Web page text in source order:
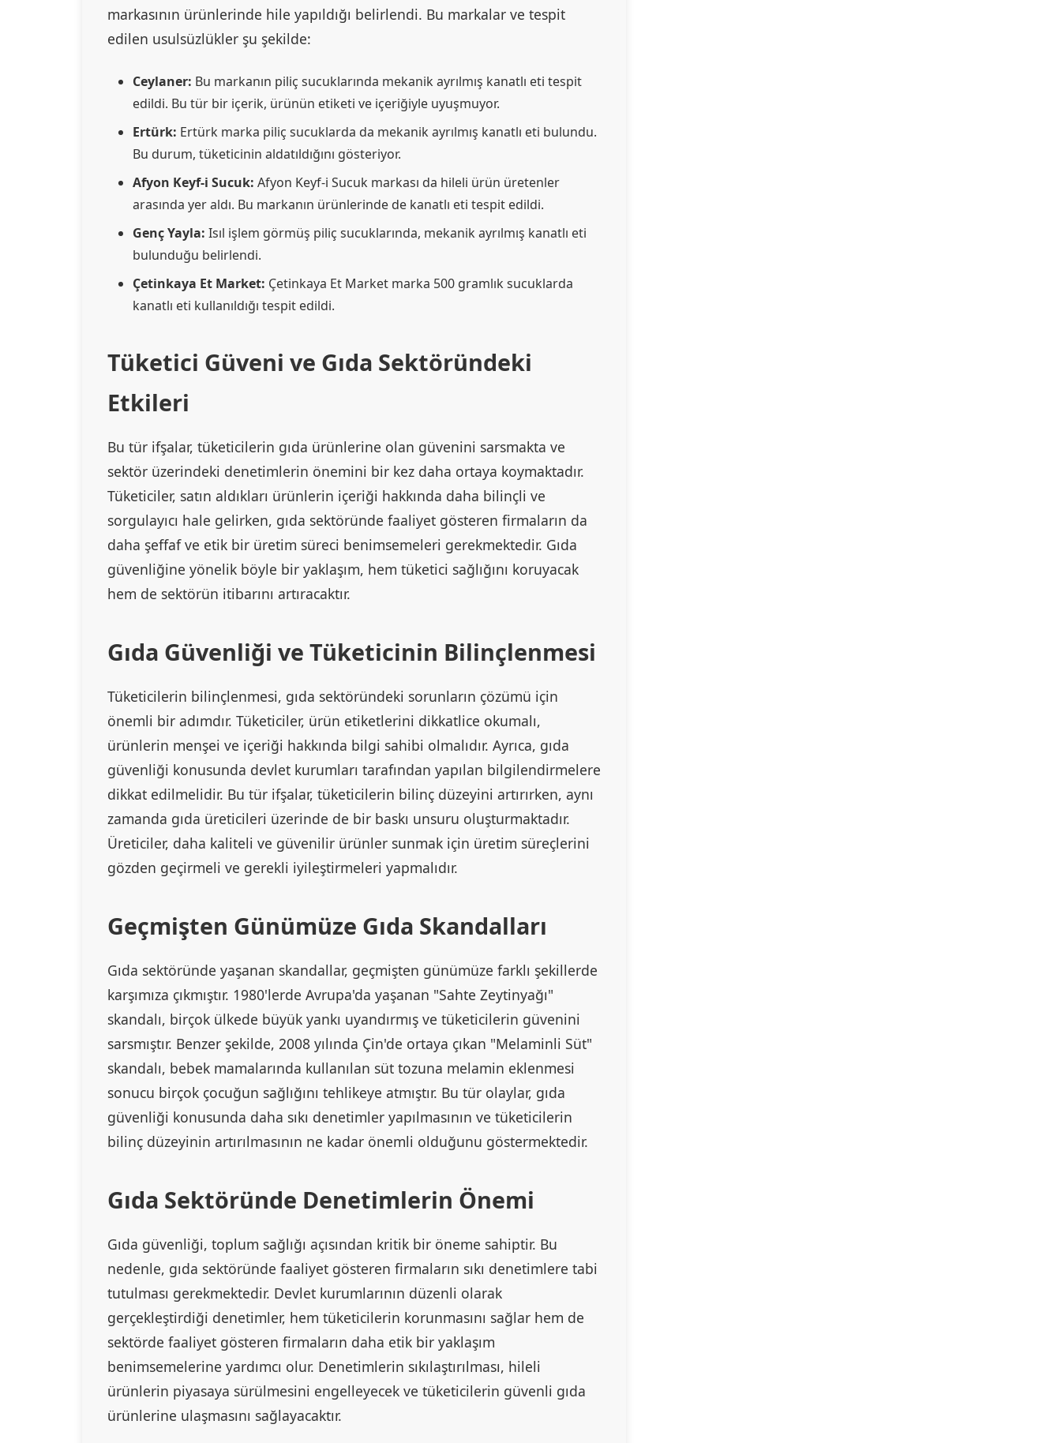
markasının ürünlerinde hile yapıldığı belirlendi. Bu markalar ve tespit
edilen usulsüzlükler şu şekilde:
Ceylaner: Bu markanın piliç sucuklarında mekanik ayrılmış kanatlı eti tespit
edildi. Bu tür bir içerik, ürünün etiketi ve içeriğiyle uyuşmuyor.
Ertürk: Ertürk marka piliç sucuklarda da mekanik ayrılmış kanatlı eti bulundu.
Bu durum, tüketicinin aldatıldığını gösteriyor.
Afyon Keyf-i Sucuk: Afyon Keyf-i Sucuk markası da hileli ürün üretenler
arasında yer aldı. Bu markanın ürünlerinde de kanatlı eti tespit edildi.
Genç Yayla: Isıl işlem görmüş piliç sucuklarında, mekanik ayrılmış kanatlı eti
bulunduğu belirlendi.
Çetinkaya Et Market: Çetinkaya Et Market marka 500 gramlık sucuklarda
kanatlı eti kullanıldığı tespit edildi.
Tüketici Güveni ve Gıda Sektöründeki
Etkileri
Bu tür ifşalar, tüketicilerin gıda ürünlerine olan güvenini sarsmakta ve
sektör üzerindeki denetimlerin önemini bir kez daha ortaya koymaktadır.
Tüketiciler, satın aldıkları ürünlerin içeriği hakkında daha bilinçli ve
sorgulayıcı hale gelirken, gıda sektöründe faaliyet gösteren firmaların da
daha şeffaf ve etik bir üretim süreci benimsemeleri gerekmektedir. Gıda
güvenliğine yönelik böyle bir yaklaşım, hem tüketici sağlığını koruyacak
hem de sektörün itibarını artıracaktır.
Gıda Güvenliği ve Tüketicinin Bilinçlenmesi
Tüketicilerin bilinçlenmesi, gıda sektöründeki sorunların çözümü için
önemli bir adımdır. Tüketiciler, ürün etiketlerini dikkatlice okumalı,
ürünlerin menşei ve içeriği hakkında bilgi sahibi olmalıdır. Ayrıca, gıda
güvenliği konusunda devlet kurumları tarafından yapılan bilgilendirmelere
dikkat edilmelidir. Bu tür ifşalar, tüketicilerin bilinç düzeyini artırırken, aynı
zamanda gıda üreticileri üzerinde de bir baskı unsuru oluşturmaktadır.
Üreticiler, daha kaliteli ve güvenilir ürünler sunmak için üretim süreçlerini
gözden geçirmeli ve gerekli iyileştirmeleri yapmalıdır.
Geçmişten Günümüze Gıda Skandalları
Gıda sektöründe yaşanan skandallar, geçmişten günümüze farklı şekillerde
karşımıza çıkmıştır. 1980'lerde Avrupa'da yaşanan "Sahte Zeytinyağı"
skandalı, birçok ülkede büyük yankı uyandırmış ve tüketicilerin güvenini
sarsmıştır. Benzer şekilde, 2008 yılında Çin'de ortaya çıkan "Melaminli Süt"
skandalı, bebek mamalarında kullanılan süt tozuna melamin eklenmesi
sonucu birçok çocuğun sağlığını tehlikeye atmıştır. Bu tür olaylar, gıda
güvenliği konusunda daha sıkı denetimler yapılmasının ve tüketicilerin
bilinç düzeyinin artırılmasının ne kadar önemli olduğunu göstermektedir.
Gıda Sektöründe Denetimlerin Önemi
Gıda güvenliği, toplum sağlığı açısından kritik bir öneme sahiptir. Bu
nedenle, gıda sektöründe faaliyet gösteren firmaların sıkı denetimlere tabi
tutulması gerekmektedir. Devlet kurumlarının düzenli olarak
gerçekleştirdiği denetimler, hem tüketicilerin korunmasını sağlar hem de
sektörde faaliyet gösteren firmaların daha etik bir yaklaşım
benimsemelerine yardımcı olur. Denetimlerin sıkılaştırılması, hileli
ürünlerin piyasaya sürülmesini engelleyecek ve tüketicilerin güvenli gıda
ürünlerine ulaşmasını sağlayacaktır.